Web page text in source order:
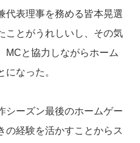
代表理事を務める皆本晃選
ことがうれしいし、その気
MCと協力しながらホーム
なった。
シーズン最後のホームゲー
の経験を活かすことからス